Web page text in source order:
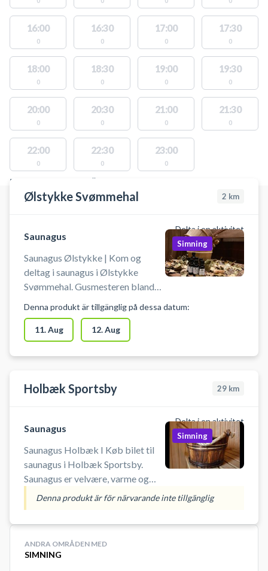
16:00
0
16:30
0
17:00
0
17:30
0
18:00
0
18:30
0
19:00
0
19:30
0
20:00
0
20:30
0
21:00
0
21:30
0
22:00
0
22:30
0
23:00
0
PLATSER MED TILLGÄNGLIGA AKTIVITETER
Ølstykke Svømmehal 2 km
Delta i en aktivitet
Saunagus
Saunagus Ølstykke | Kom og
deltag i saunagus i Ølstykke
Svømmehal. Gusmesteren blander
Blandingen kommes på de varme
sauna sten. Dampen viftes rundt i
saunaen, så deltagerne får en dejlig
behagelig gus. Book din billet til
Simning
Denna produkt är tillgänglig på dessa datum:
11. Aug 12. Aug
Holbæk Sportsby 29 km
Delta i en aktivitet
Saunagus
Saunagus Holbæk I Køb bilet til
saunagus i Holbæk Sportsby.
Saunagus er velvære, varme og
dejlige dufte, der både kan være
beroligende, opkvikkende og
udrensende - og så en lille tur i et
deltag i saunagus i svømmehallen i
Simning
Denna produkt är för närvarande inte tillgänglig
ANDRA OMRÅDEN MED
SIMNING